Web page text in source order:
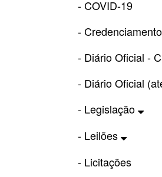
- COVID-19
- Credenciamento
- Diário Oficial -
- Diário Oficial
- Legislação
- Leilões
- Licitações